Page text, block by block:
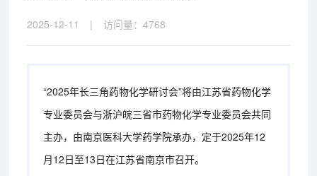
2025-12-11 | 访问量：4768
“2025年长三角药物化学研讨会”将由江苏省药物化学
专业委员会与浙沪皖三省市药物化学专业委员会共同
主办，由南京医科大学药学院承办，定于2025年12
月12日至13日在江苏省南京市召开。